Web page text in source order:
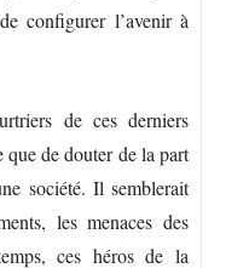
configurer l’avenir à
de ces derniers
que de douter de la part
société. Il semblerait
les menaces des
ces héros de la